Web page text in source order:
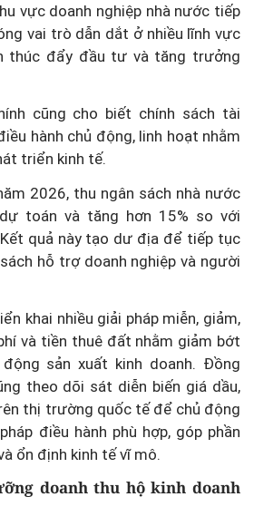
vực doanh nghiệp nhà nước tiếp
vai trò dẫn dắt ở nhiều lĩnh vực
thúc đẩy đầu tư và tăng trưởng
cũng cho biết chính sách tài
hành chủ động, linh hoạt nhằm
triển kinh tế.
2026, thu ngân sách nhà nước
toán và tăng hơn 15% so với
quả này tạo dư địa để tiếp tục
hỗ trợ doanh nghiệp và người
khai nhiều giải pháp miễn, giảm,
và tiền thuê đất nhằm giảm bớt
sản xuất kinh doanh. Đồng
theo dõi sát diễn biến giá dầu,
thị trường quốc tế để chủ động
điều hành phù hợp, góp phần
ổn định kinh tế vĩ mô.
doanh thu hộ kinh doanh